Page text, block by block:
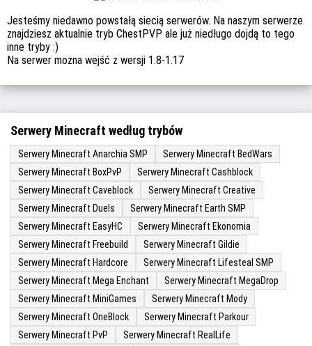
Jesteśmy niedawno powstałą siecią serwerów. Na naszym serwerze
znajdziesz aktualnie tryb ChestPVP ale już niedługo dojdą to tego
inne tryby :)
Na serwer można wejść z wersji 1.8-1.17
Serwery Minecraft według trybów
Serwery Minecraft Anarchia SMP
Serwery Minecraft BedWars
Serwery Minecraft BoxPvP
Serwery Minecraft Cashblock
Serwery Minecraft Caveblock
Serwery Minecraft Creative
Serwery Minecraft Duels
Serwery Minecraft Earth SMP
Serwery Minecraft EasyHC
Serwery Minecraft Ekonomia
Serwery Minecraft Freebuild
Serwery Minecraft Gildie
Serwery Minecraft Hardcore
Serwery Minecraft Lifesteal SMP
Serwery Minecraft Mega Enchant
Serwery Minecraft MegaDrop
Serwery Minecraft MiniGames
Serwery Minecraft Mody
Serwery Minecraft OneBlock
Serwery Minecraft Parkour
Serwery Minecraft PvP
Serwery Minecraft RealLife